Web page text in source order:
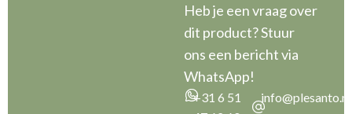
Heb je een vraag over
dit product? Stuur
ons een bericht via
WhatsApp!
+31 6 51
info@plesanto.nl